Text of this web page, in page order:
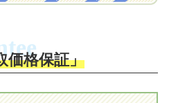
店へ無料で発送いただけます。
。お電話にて集荷依頼を行い発
店へ無料で発送いただけます。
価格保証」